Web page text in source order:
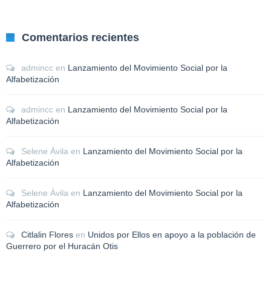
Comentarios recientes
admincc en Lanzamiento del Movimiento Social por la
Alfabetización
admincc en Lanzamiento del Movimiento Social por la
Alfabetización
Selene Ávila en Lanzamiento del Movimiento Social por la
Alfabetización
Selene Ávila en Lanzamiento del Movimiento Social por la
Alfabetización
Citlalin Flores en Unidos por Ellos en apoyo a la población de
Guerrero por el Huracán Otis